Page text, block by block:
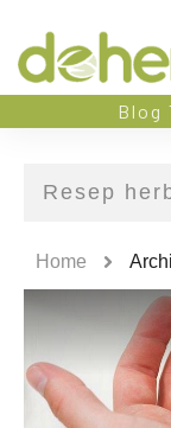
Blog
Home